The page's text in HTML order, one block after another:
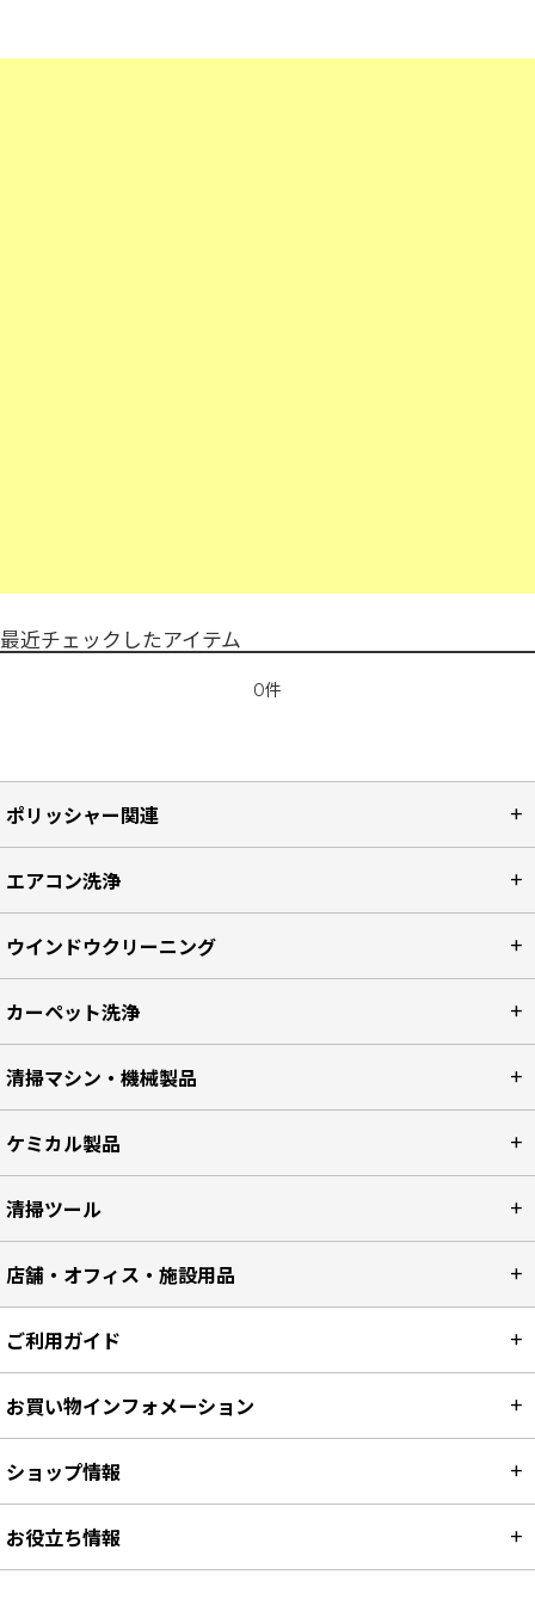
最近チェックしたアイテム
0件
ポリッシャー関連
エアコン洗浄
ウインドウクリーニング
カーペット洗浄
清掃マシン・機械製品
ケミカル製品
清掃ツール
店舗・オフィス・施設用品
ご利用ガイド
お買い物インフォメーション
ショップ情報
お役立ち情報